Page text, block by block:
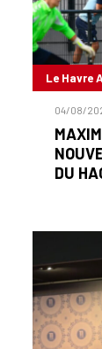
Le Havre
04/08/
DU